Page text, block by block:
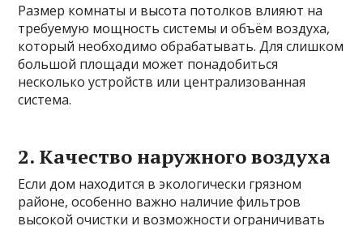
Размер комнаты и высота потолков влияют на
требуемую мощность системы и объём воздуха,
который необходимо обрабатывать. Для слишком
большой площади может понадобиться
несколько устройств или централизованная
система.
2. Качество наружного воздуха
Если дом находится в экологически грязном
районе, особенно важно наличие фильтров
высокой очистки и возможности ограничивать